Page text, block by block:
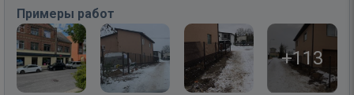
Примеры работ
+113